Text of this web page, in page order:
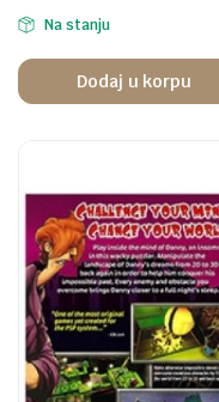
Na stanju
Dodaj u korpu